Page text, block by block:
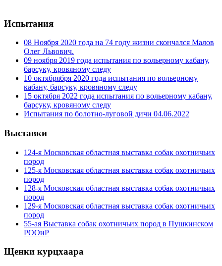
Испытания
08 Ноября 2020 года на 74 году жизни скончался Малов
Олег Львович.
09 ноября 2019 года испытания по вольерному кабану,
барсуку, кровяному следу
10 октябрября 2020 года испытания по вольерному
кабану, барсуку, кровяному следу
15 октября 2022 года испытания по вольерному кабану,
барсуку, кровяному следу
Испытания по болотно-луговой дичи 04.06.2022
Выставки
124-я Московская областная выставка собак охотничьих
пород
125-я Московская областная выставка собак охотничьих
пород
128-я Московская областная выставка собак охотничьих
пород
129-я Московская областная выставка собак охотничьих
пород
55-ая Выставка собак охотничьих пород в Пушкинском
РООиР
Щенки курцхаара